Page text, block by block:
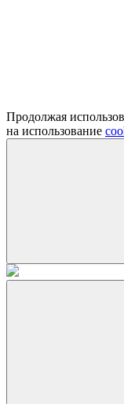
Продолжая
на использование